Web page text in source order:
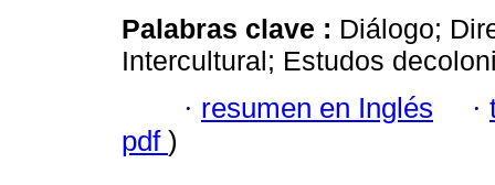
Palabras clave : Diálogo;
Intercultural; Estudos
· resumen en Inglés ·
pdf )